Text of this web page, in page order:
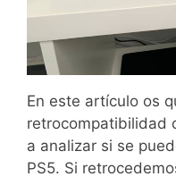
En este artículo os
retrocompatibilidad
a analizar si se
PS5. Si